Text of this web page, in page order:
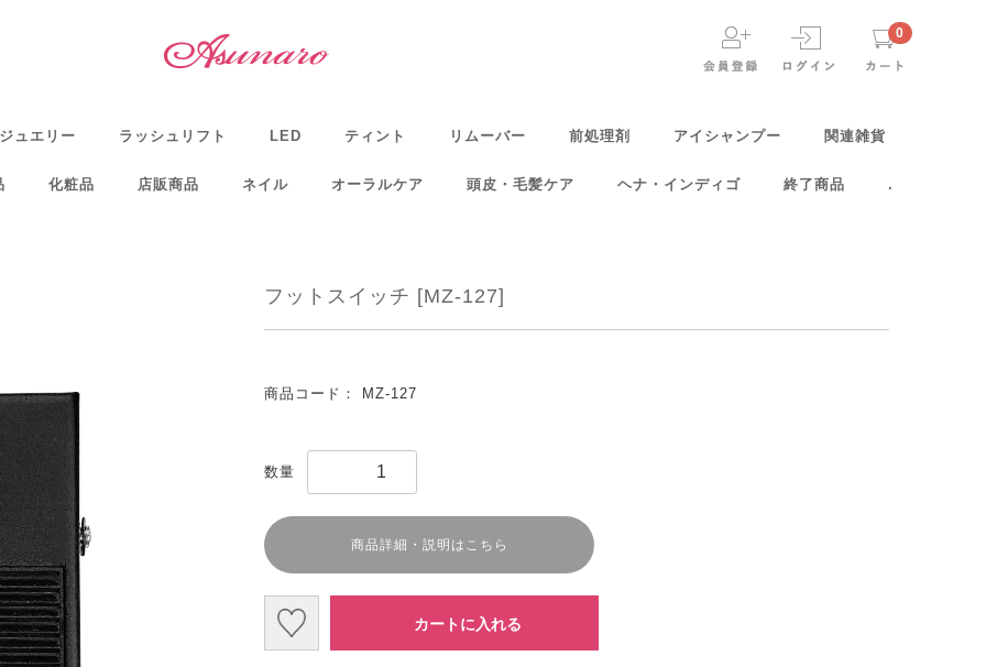
0
ュエリー ラッシュリフト LED ティント リムーバー 前処理剤 アイシャンプー 関連雑貨
化粧品 店販商品 ネイル オーラルケア 頭皮・毛髪ケア ヘナ・インディゴ 終了商品 .
フットスイッチ [MZ-127]
商品コード： MZ-127
数量
商品詳細・説明はこちら
カートに入れる